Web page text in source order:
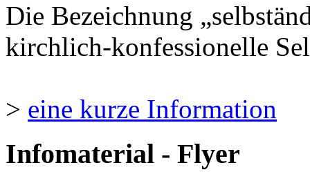
Die Bezeichnung
kirchlich-konfessionelle
> eine kurze Information
Infomaterial - Flyer